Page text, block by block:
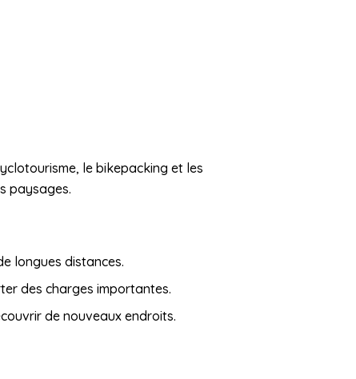
le bikepacking et les
paysages.
longues distances.
des charges importantes.
de nouveaux endroits.